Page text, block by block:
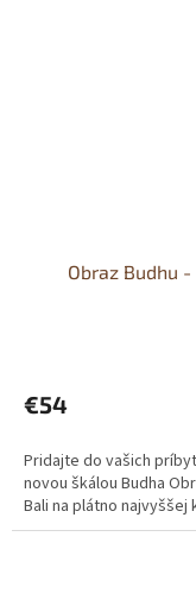
Obraz Budhu
€54
Pridajte do vašich
novou škálou Budha
Bali na plátno najvyššej